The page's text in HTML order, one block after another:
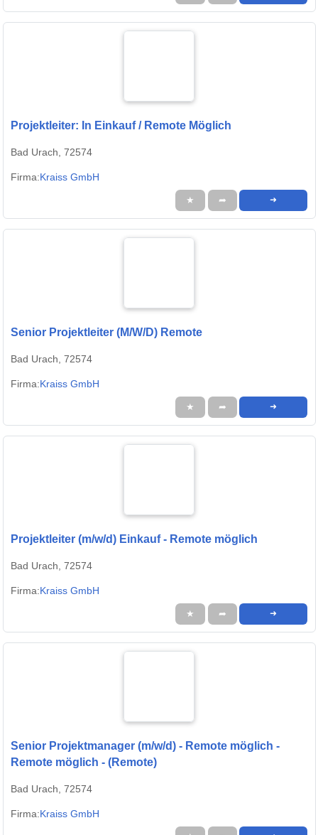
Projektleiter: In Einkauf / Remote Möglich
Bad Urach, 72574
Firma:Kraiss GmbH
★ ➦ ➜
Senior Projektleiter (M/W/D) Remote
Bad Urach, 72574
Firma:Kraiss GmbH
★ ➦ ➜
Projektleiter (m/w/d) Einkauf - Remote möglich
Bad Urach, 72574
Firma:Kraiss GmbH
★ ➦ ➜
Senior Projektmanager (m/w/d) - Remote möglich -
Remote möglich - (Remote)
Bad Urach, 72574
Firma:Kraiss GmbH